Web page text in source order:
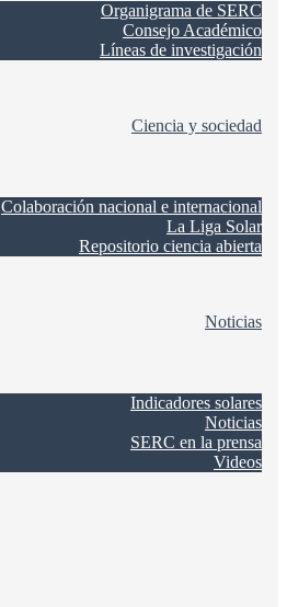
Organigrama de SERC
Consejo Académico
Líneas de investigación
Ciencia y sociedad
Colaboración nacional e internacional
La Liga Solar
Repositorio ciencia abierta
Noticias
Indicadores solares
Noticias
SERC en la prensa
Videos